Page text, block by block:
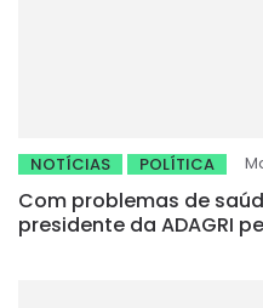
NOTÍCIAS POLÍTICA
Com problemas de
presidente da ADAGRI